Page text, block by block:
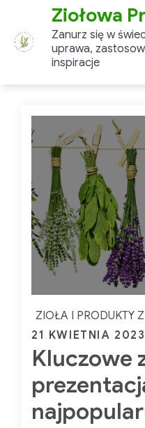
content
Ziołowa
Zanurz się w
uprawa,
inspiracje
ZIOŁA I PRODUKTY
Posted
on
21 KWIETNIA 2023
Kluczowe